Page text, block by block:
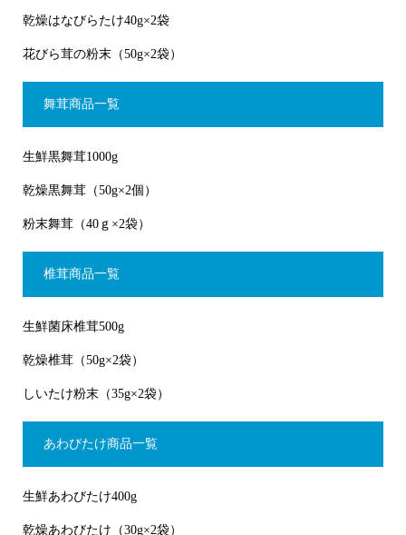
乾燥はなびらたけ40g×2袋
花びら茸の粉末（50g×2袋）
舞茸商品一覧
生鮮黒舞茸1000g
乾燥黒舞茸（50g×2個）
粉末舞茸（40ｇ×2袋）
椎茸商品一覧
生鮮菌床椎茸500g
乾燥椎茸（50g×2袋）
しいたけ粉末（35g×2袋）
あわびたけ商品一覧
生鮮あわびたけ400g
乾燥あわびたけ（30g×2袋）